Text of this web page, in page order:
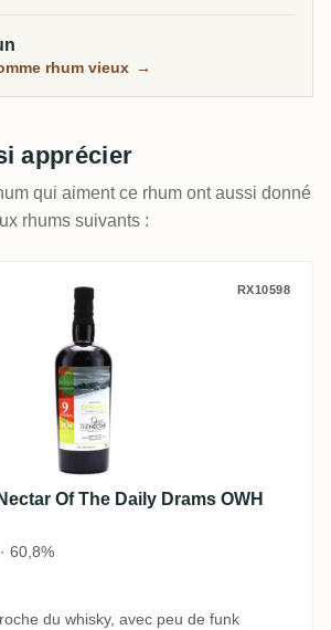
et fait dans un pays dont
autour de lui.
rhum vieux →
apprécier
qui aiment ce rhum ont aussi donné
rhums suivants :
Nectar Of The Daily Drams
RX10598
Of The Daily Drams OWH
60,8%
du whisky, avec peu de funk